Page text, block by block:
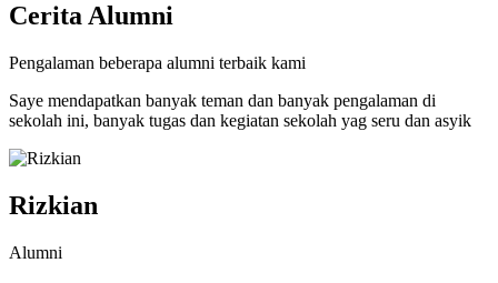
CeritaAlumni
Pengalaman beberapa alumni terbaik kami
Saye mendapatkan banyak teman dan banyak pengalaman di
sekolah ini, banyak tugas dan kegiatan sekolah yag seru dan asyik
Rizkian
Alumni